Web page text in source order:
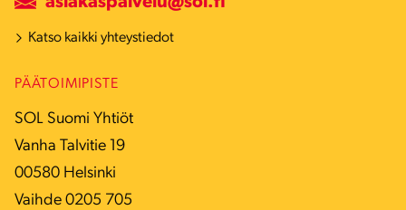
Katso kaikki yhteystiedot
PÄÄTOIMIPISTE
SOL Suomi Yhtiöt
Vanha Talvitie 19
00580 Helsinki
Vaihde 0205 705